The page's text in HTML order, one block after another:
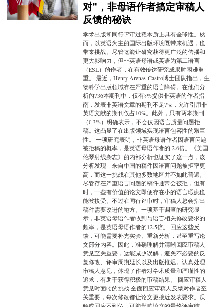
对”，非母语作者搞定审稿人
反馈的秘诀
学术出版和同行评审过程本质上具有全球性。然
而，以英语为主的国际出版环境既带来机遇，也
带来挑战。尽管这能让研究获得更广泛的传播和
更大影响力，但非英语母语或英语为第二语言
（ESL）的作者，在有效传达研究成果时困难重
重。 最近，Henry Arenas-Castro博士团队指出，生
物科学出版领域存在严重的语言障碍。在他们分
析的736本期刊中，仅有8%提供非英语的作者指
南，发表非英语文章的期刊不足7%，允许引用非
英语文献的期刊仅占10%。此外，只有两本期刊
（0.3%）明确表示，不会仅因语言质量问题拒
稿。这凸显了在出版领域实现语言包容性的艰巨
性。 一项研究表明，非英语母语作者因语言问题
被拒稿的概率，是英语母语作者的 2.6倍。《美国
伦琴射线杂志》的内部分析也证实了这一点，该
分析发现，来自中国的稿件因语言问题被拒率更
高，而这一挑战在其他多数地区并不如此普遍。
尽管存在严重语言问题的稿件通常会被拒，但有
时，一些有价值的论文即便存在小的语言瑕疵也
能被接受。不过在同行评审时，审稿人总会指出
稿件需要改进的地方。一项基于调查的研究显
示，非英语母语作者收到与语言相关修改要求的
频率，是英语母语作者的12.5倍。 回应这些反
馈，可能需要补充实验、重新分析，甚至重写论
文部分内容。因此，准确理解并清晰回应审稿人
意见至关重要，这能减少误解，避免不必要的反
复修改、评审周期延长以及出版推迟。认真处理
审稿人意见，体现了作者对学术质量和严谨性的
追求，有助于获得积极的审稿结果。 回应审稿人
意见时面临的挑战 全面回应审稿人反馈对作者至
关重要，每次修改都让论文更接近发表要求。误
解或回应不到位，可能影响论文的最终评审结